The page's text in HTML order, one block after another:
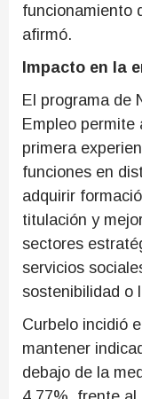
funcionamiento
afirmó.
Impacto en la
El programa de
Empleo permite
primera
funciones en
adquirir
titulación y
sectores
servicios
sostenibilidad o
Curbelo incidió
mantener
debajo de la